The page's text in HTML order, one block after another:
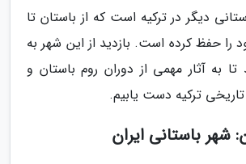
دیگر در ترکیه است که از باستان تا
را حفظ کرده است. بازدید از این شهر به
به آثار مهمی از دوران روم باستان و
تاریخی ترکیه دست یابیم.
شهر باستانی ایران